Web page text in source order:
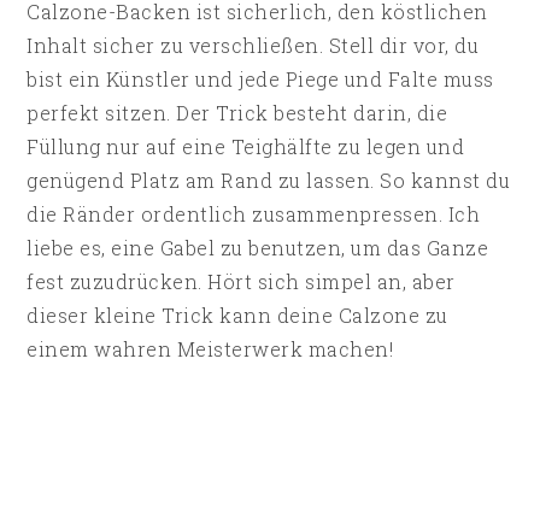
Calzone-Backen ist sicherlich, den köstlichen
Inhalt sicher zu verschließen. Stell dir vor, du
bist ein Künstler und jede Piege und Falte muss
perfekt sitzen. Der Trick besteht darin, die
Füllung nur auf eine Teighälfte zu legen und
genügend Platz am Rand zu lassen. So kannst du
die Ränder ordentlich zusammenpressen. Ich
liebe es, eine Gabel zu benutzen, um das Ganze
fest zuzudrücken. Hört sich simpel an, aber
dieser kleine Trick kann deine Calzone zu
einem wahren Meisterwerk machen!